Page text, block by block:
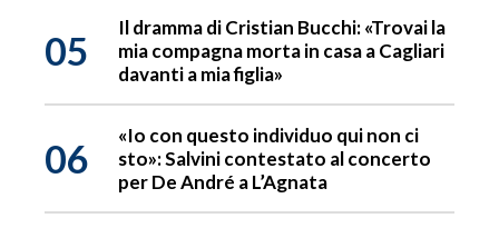
05
Il dramma di Cristian Bucchi: «Trovai la
mia compagna morta in casa a Cagliari
davanti a mia figlia»
06
«Io con questo individuo qui non ci
sto»: Salvini contestato al concerto
per De André a L’Agnata